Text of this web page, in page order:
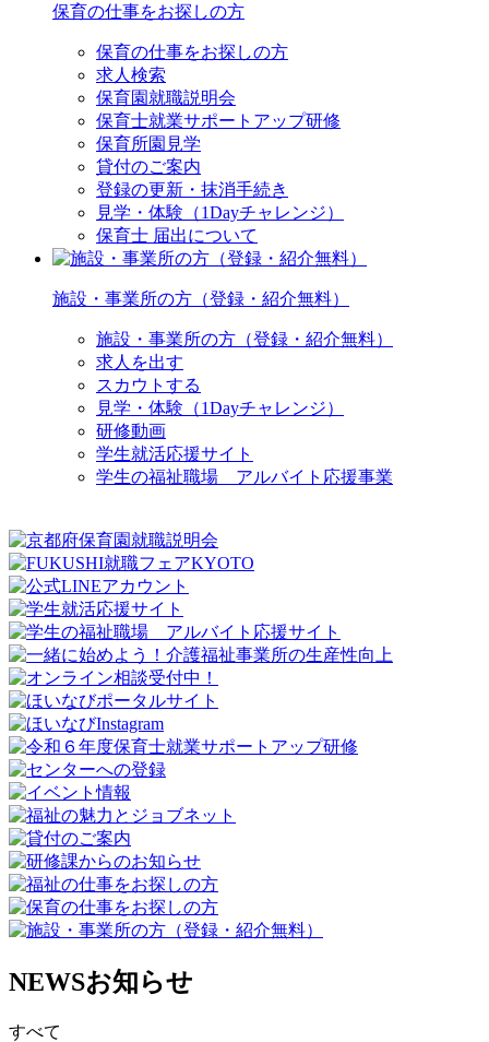
保育の仕事をお探しの方
保育の仕事をお探しの方
求人検索
保育園就職説明会
保育士就業サポートアップ研修
保育所園見学
貸付のご案内
登録の更新・抹消手続き
見学・体験（1Dayチャレンジ）
保育士 届出について
施設・事業所の方（登録・紹介無料）
施設・事業所の方（登録・紹介無料）
求人を出す
スカウトする
見学・体験（1Dayチャレンジ）
研修動画
学生就活応援サイト
学生の福祉職場 アルバイト応援事業
NEWSお知らせ
すべて